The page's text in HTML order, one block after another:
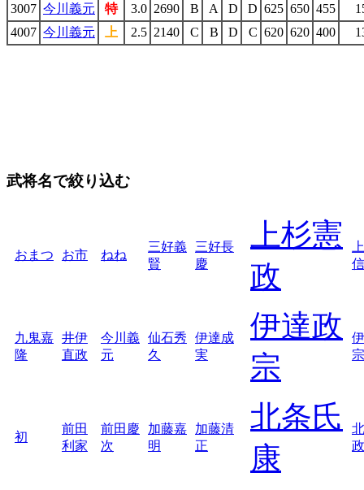
3007 今川義元 特 3.0 2690 B A D D 625 650 455
4007 今川義元 上 2.5 2140 C B D C 620 620 400
武将名で絞り込む
おまつ お市 ねね
三好義
賢
三好長
慶
上杉憲
政
信
九鬼嘉
隆
井伊
直政
今川義
元
仙石秀
久
伊達成
実
伊達政
宗
宗
初
前田
利家
前田慶
次
加藤嘉
明
加藤清
正
北条氏
康
政